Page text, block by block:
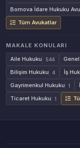
Bornova İdare Hukuku
Tüm Avukatlar
MAKALE KONULARI
Aile Hukuku
544
Bilişim Hukuku 4 İş
Gayrimenkul Hukuku 1
Ticaret Hukuku 1